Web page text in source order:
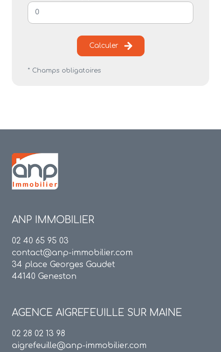
Calculer
* Champs obligatoires
ANP IMMOBILIER
02 40 65 95 03
contact@anp-immobilier.com
34 place Georges Gaudet
44140 Geneston
AGENCE AIGREFEUILLE SUR MAINE
02 28 02 13 98
aigrefeuille@anp-immobilier.com